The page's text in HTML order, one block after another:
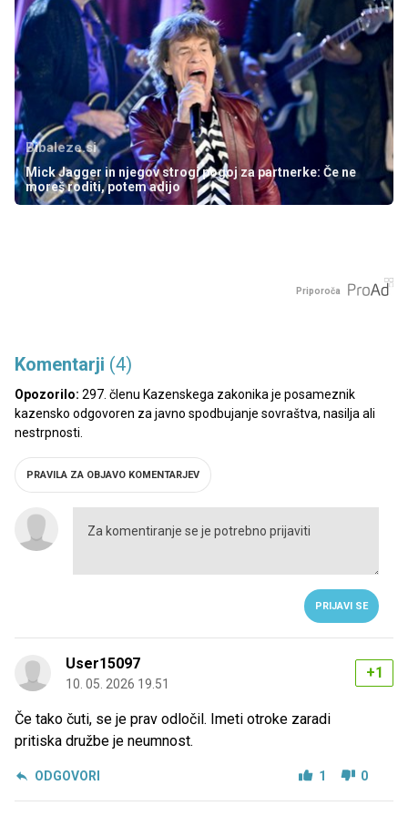
Bibaleze.si
Mick Jagger in njegov strogi pogoj za partnerke: Če ne
moreš roditi, potem adijo
Priporoča
Komentarji (4)
Opozorilo: 297. členu Kazenskega zakonika je posameznik
kazensko odgovoren za javno spodbujanje sovraštva, nasilja ali
nestrpnosti.
PRAVILA ZA OBJAVO KOMENTARJEV
PRIJAVI SE
User15097
10. 05. 2026 19.51
+1
Če tako čuti, se je prav odločil. Imeti otroke zaradi
pritiska družbe je neumnost.
ODGOVORI 1 0